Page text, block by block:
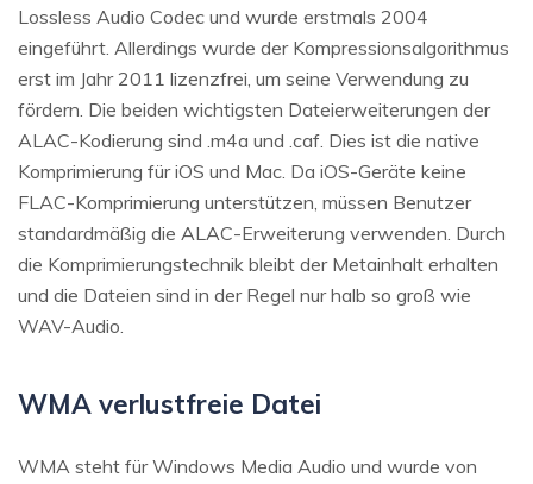
Lossless Audio Codec und wurde erstmals 2004
eingeführt. Allerdings wurde der Kompressionsalgorithmus
erst im Jahr 2011 lizenzfrei, um seine Verwendung zu
fördern. Die beiden wichtigsten Dateierweiterungen der
ALAC-Kodierung sind .m4a und .caf. Dies ist die native
Komprimierung für iOS und Mac. Da iOS-Geräte keine
FLAC-Komprimierung unterstützen, müssen Benutzer
standardmäßig die ALAC-Erweiterung verwenden. Durch
die Komprimierungstechnik bleibt der Metainhalt erhalten
und die Dateien sind in der Regel nur halb so groß wie
WAV-Audio.
WMA verlustfreie Datei
WMA steht für Windows Media Audio und wurde von